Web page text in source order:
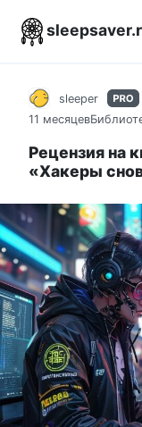
sleeper
11 месяцев
Рецензия на
«Хакеры